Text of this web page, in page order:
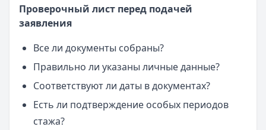
Проверочный лист перед подачей
заявления
Все ли документы собраны?
Правильно ли указаны личные данные?
Соответствуют ли даты в документах?
Есть ли подтверждение особых периодов
стажа?